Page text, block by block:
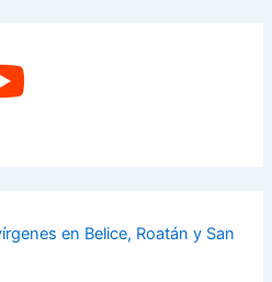
en Belice, Roatán y San